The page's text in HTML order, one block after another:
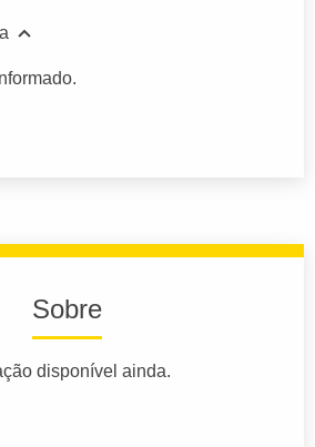
Sobre
disponível ainda.